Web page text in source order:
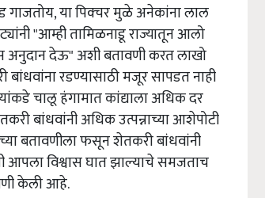
गाजतोय, या पिक्चर मुळे अनेकांना लाल
"आम्ही तामिळनाडू राज्यातून आलो
देऊ" अशी बतावणी करत लाखो
रडण्यासाठी मजूर सापडत नाही
चालू हंगामात कांद्याला अधिक दर
बांधवांनी अधिक उत्पन्नाच्या आशेपोटी
बतावणीला फसून शेतकरी बांधवांनी
आपला विश्वास घात झाल्याचे समजताच
केली आहे.